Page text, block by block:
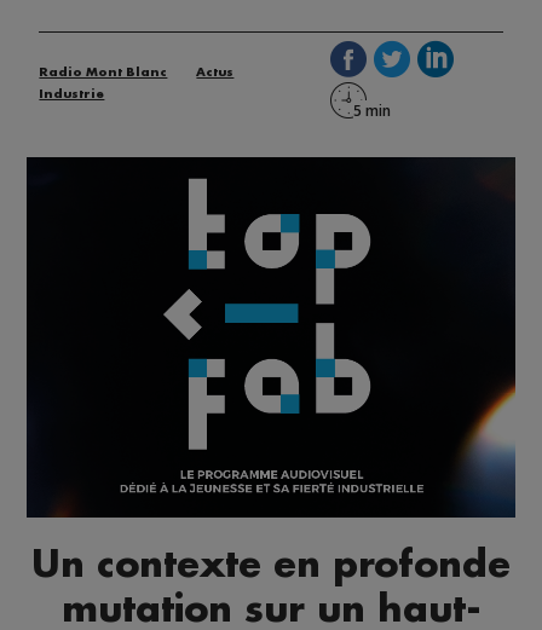
Radio Mont Blanc
Actus
Industrie
Un contexte en profonde
mutation sur un haut-